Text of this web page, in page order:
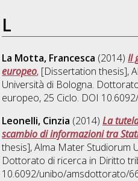
L
La Motta, Francesca (2014)Il
europeo, [Dissertation thesis],
Università di Bologna.
europeo, 25 Ciclo. DOI
Leonelli, Cinzia (2014)La
scambio di informazioni tra
thesis], Alma Mater Studiorum
Dottorato di ricerca in Diritto
10.6092/unibo/amsdottorato/